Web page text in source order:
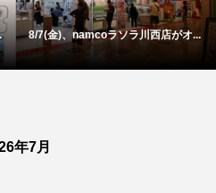
8/7(金)、namcoラソラ川西店がオ...
年7月